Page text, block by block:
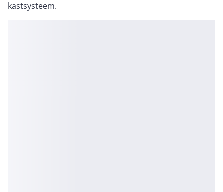
kastsysteem.